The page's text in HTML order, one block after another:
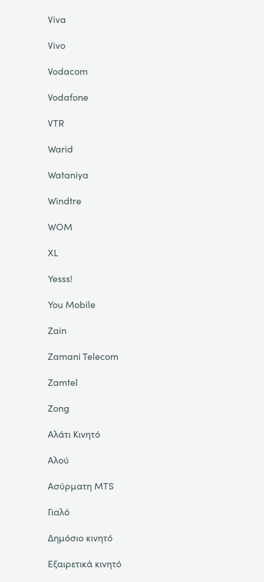
Viva
Vivo
Vodacom
Vodafone
VTR
Warid
Wataniya
Windtre
WOM
XL
Yesss!
You Mobile
Zain
Zamani Telecom
Zamtel
Zong
Αλάτι Κινητό
Αλού
Ασύρματη MTS
Γιαλό
Δημόσιο κινητό
Εξαιρετικά κινητό